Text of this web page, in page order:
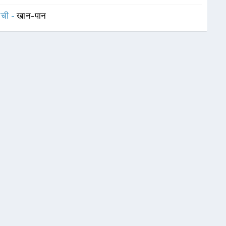
-खान-पान